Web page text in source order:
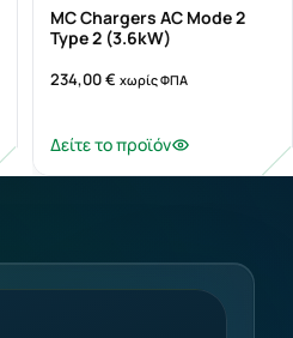
MC Chargers AC Mode 2
Type 2 (3.6kW)
234,00€ χωρίς ΦΠΑ
Δείτε το προϊόν